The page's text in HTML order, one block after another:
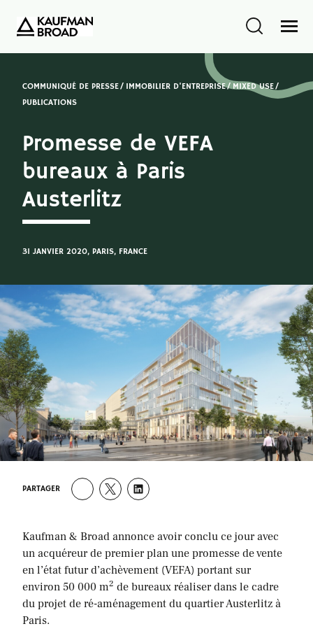
COMMUNIQUÉ DE PRESSE IMMOBILIER D'ENTREPRISE
MIXED USE
PUBLICATIONS
Promesse de VEFA
bureaux à Paris
Austerlitz
31 JANVIER 2020, PARIS, FRANCE
PARTAGER
Kaufman & Broad annonce avoir conclu ce jour avec
un acquéreur de premier plan une promesse de vente
en l’état futur d’achèvement (VEFA) portant sur
environ 50 000 m2 de bureaux réaliser dans le cadre
du projet de ré-aménagement du quartier Austerlitz à
Paris.